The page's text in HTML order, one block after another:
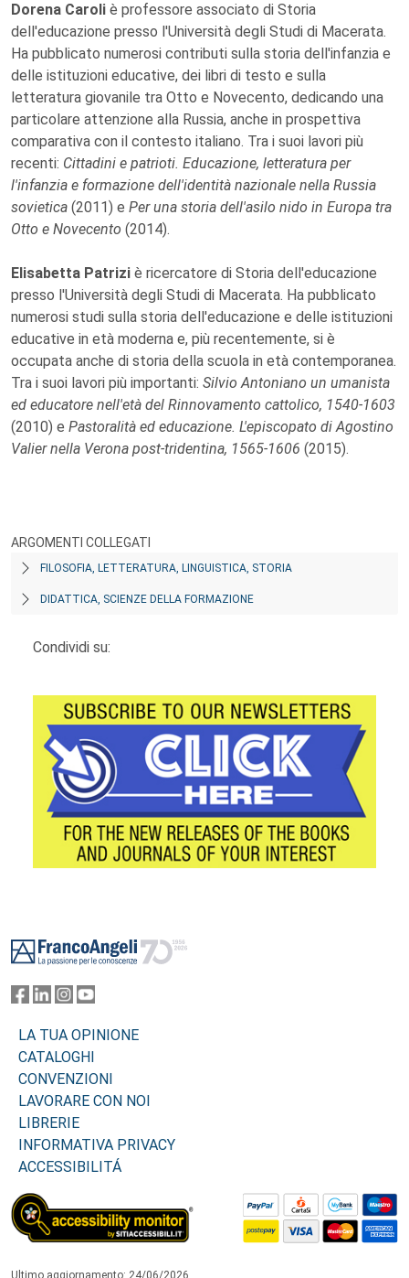
Dorena Caroli è professore associato di Storia
dell'educazione presso l'Università degli Studi di Macerata.
Ha pubblicato numerosi contributi sulla storia dell'infanzia e
delle istituzioni educative, dei libri di testo e sulla
letteratura giovanile tra Otto e Novecento, dedicando una
particolare attenzione alla Russia, anche in prospettiva
comparativa con il contesto italiano. Tra i suoi lavori più
recenti: Cittadini e patrioti. Educazione, letteratura per
l'infanzia e formazione dell'identità nazionale nella Russia
sovietica (2011) e Per una storia dell'asilo nido in Europa tra
Otto e Novecento (2014).
Elisabetta Patrizi è ricercatore di Storia dell'educazione
presso l'Università degli Studi di Macerata. Ha pubblicato
numerosi studi sulla storia dell'educazione e delle istituzioni
educative in età moderna e, più recentemente, si è
occupata anche di storia della scuola in età contemporanea.
Tra i suoi lavori più importanti: Silvio Antoniano un umanista
ed educatore nell'età del Rinnovamento cattolico, 1540-1603
(2010) e Pastoralità ed educazione. L'episcopato di Agostino
Valier nella Verona post-tridentina, 1565-1606 (2015).
ARGOMENTI COLLEGATI
FILOSOFIA, LETTERATURA, LINGUISTICA, STORIA
DIDATTICA, SCIENZE DELLA FORMAZIONE
Condividi su:
LA TUA OPINIONE
CATALOGHI
CONVENZIONI
LAVORARE CON NOI
LIBRERIE
INFORMATIVA PRIVACY
ACCESSIBILITÁ
Ultimo aggiornamento: 24/06/2026